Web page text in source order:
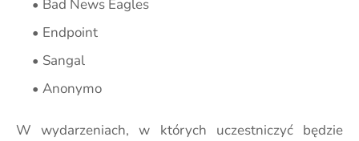
Bad News Eagles
Endpoint
Sangal
Anonymo
W wydarzeniach, w których uczestniczyć będzie